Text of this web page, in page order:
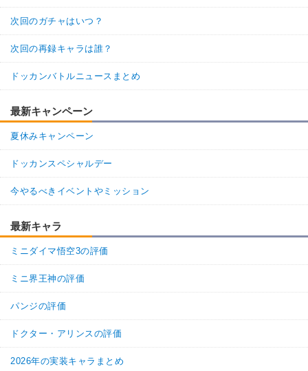
次回のガチャはいつ？
次回の再録キャラは誰？
ドッカンバトルニュースまとめ
最新キャンペーン
夏休みキャンペーン
ドッカンスペシャルデー
今やるべきイベントやミッション
最新キャラ
ミニダイマ悟空3の評価
ミニ界王神の評価
パンジの評価
ドクター・アリンスの評価
2026年の実装キャラまとめ